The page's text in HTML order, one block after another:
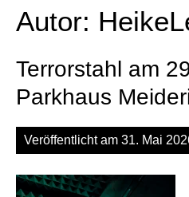
Autor:
Terrorstahl am
Parkhaus
Veröffentlicht am 31. Mai